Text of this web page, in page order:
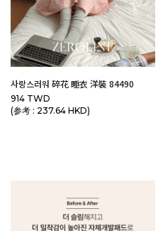
사랑스러워 碎花 睡衣 洋裝 84490
914 TWD
(参考 : 237.64 HKD)